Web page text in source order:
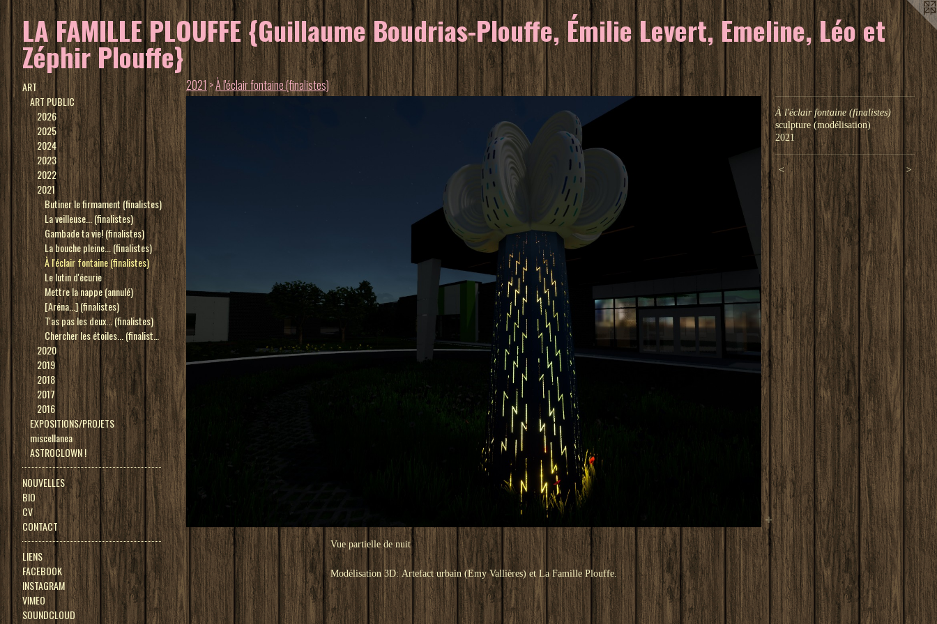
LA FAMILLE PLOUFFE {Guillaume Boudrias-Plouffe, Émilie Levert, Emeline, Léo et
Zéphir Plouffe}
ART
ART PUBLIC
2026
2025
2024
2023
2022
2021
Butiner le firmament (finalistes)
La veilleuse... (finalistes)
Gambade ta vie! (finalistes)
La bouche pleine... (finalistes)
À l'éclair fontaine (finalistes)
Le lutin d'écurie
Mettre la nappe (annulé)
[Aréna...] (finalistes)
T'as pas les deux... (finalistes)
Chercher les étoiles... (finalistes)
2020
2019
2018
2017
2016
EXPOSITIONS/PROJETS
miscellanea
ASTROCLOWN !
NOUVELLES
BIO
CV
CONTACT
LIENS
FACEBOOK
INSTAGRAM
VIMEO
SOUNDCLOUD
2021>À l'éclair fontaine (finalistes)
À l'éclair fontaine (finalistes)
sculpture (modélisation)
2021
< >
Vue partielle de nuit
Modélisation 3D: Artefact urbain (Emy Vallières) et La Famille Plouffe.